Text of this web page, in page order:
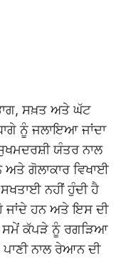
ਸਖ਼ਤ ਅਤੇ ਘੱਟ
ਨੂੰ ਜਲਾਇਆ ਜਾਂਦਾ
ਯੰਤਰ ਨਾਲ
ਗੋਲਾਕਾਰ ਵਿਖਾਈ
ਨਹੀਂ ਹੁੰਦੀ ਹੈ
ਜਾਂਦੇ ਹਨ ਅਤੇ ਇਸ ਦੀ
ਸਮੇਂ ਕੱਪੜੇ ਨੂੰ ਰਗੜਿਆ
ਨਾਲ ਰੇਆਨ ਦੀ